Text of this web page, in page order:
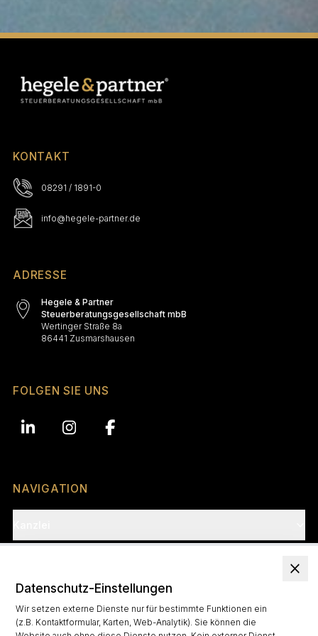
KONTAKT
08291 / 1891-0
info@hegele-partner.de
ADRESSE
Hegele & Partner
Steuerberatungsgesellschaft mbB
Wertinger Straße 8a
86441 Zusmarshausen
FOLGEN SIE UNS
NAVIGATION
News
Datenschutz-Einstellungen
Wir setzen externe Dienste nur für bestimmte Funktionen ein
(z.B. Kontaktformular, Karten, Web-Analytik). Sie können die